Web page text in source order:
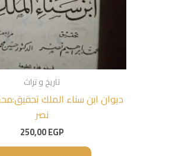
تاريخ و تراث
ديوان ابن سناء الملك
نصر
250,00EGP